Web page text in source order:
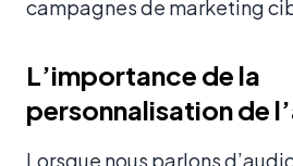
campagnes de marketing
L’importance de la
personnalisation de
Lorsque nous parlons